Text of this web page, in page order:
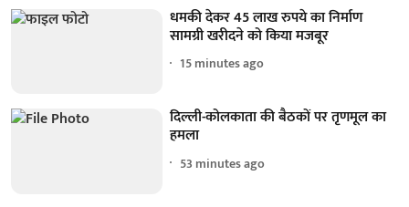
धमकी देकर 45 लाख रुपये का निर्माण
सामग्री खरीदने को किया मजबूर
15 minutes ago
दिल्ली-कोलकाता की बैठकों पर तृणमूल का
हमला
53 minutes ago